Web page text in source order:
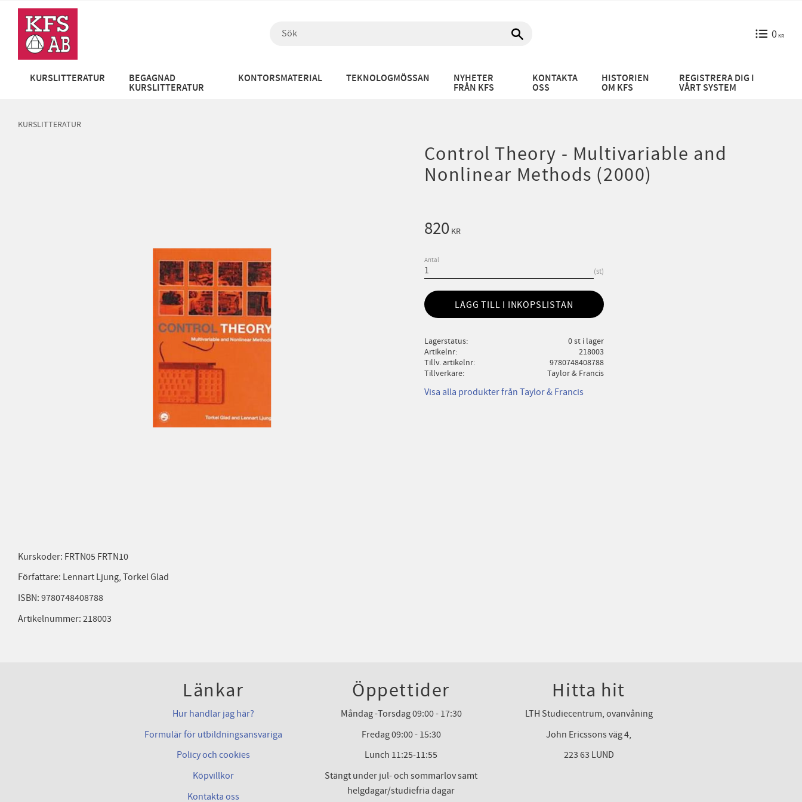
0KR
KURSLITTERATUR BEGAGNAD
KURSLITTERATUR
KONTORSMATERIAL TEKNOLOGMÖSSAN NYHETER
FRÅN KFS
KONTAKTA
OSS
HISTORIEN
OM KFS
REGISTRERA DIG I
VÅRT SYSTEM
KURSLITTERATUR
Control Theory - Multivariable and
Nonlinear Methods (2000)
820KR
Antal
st
LÄGG TILL I INKÖPSLISTAN
Lagerstatus
0 st i lager
Artikelnr
218003
Tillv. artikelnr
9780748408788
Tillverkare
Taylor & Francis
Visa alla produkter från Taylor & Francis
Kurskoder: FRTN05 FRTN10
Författare: Lennart Ljung, Torkel Glad
ISBN: 9780748408788
Artikelnummer: 218003
Länkar
Hur handlar jag här?
Formulär för utbildningsansvariga
Policy och cookies
Köpvillkor
Kontakta oss
Öppettider
Måndag -Torsdag 09:00 - 17:30
Fredag 09:00 - 15:30
Lunch 11:25-11:55
Stängt under jul- och sommarlov samt
helgdagar/studiefria dagar
Hitta hit
LTH Studiecentrum, ovanvåning
John Ericssons väg 4,
223 63 LUND